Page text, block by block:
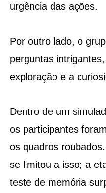
urgência das ações.
Por outro lado, o
perguntas
exploração e a
Dentro de um
os participantes
os quadros
se limitou a isso; a
teste de memória